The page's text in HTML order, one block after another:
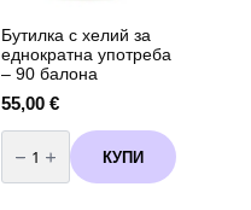
Бутилка с хелий за
еднократна употреба
– 90 балона
55,00 €
количество
за
Бутилка
с
КУПИ